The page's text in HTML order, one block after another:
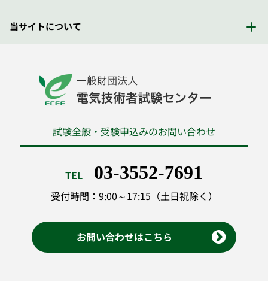
当サイトについて
試験全般・受験申込みのお問い合わせ
TEL 03-3552-7691
受付時間：9:00～17:15（土日祝除く）
お問い合わせはこちら